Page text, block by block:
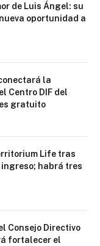
de Luis Ángel: su
oportunidad a
la
Centro DIF del
gratuito
Life tras
ingreso; habrá tres
Consejo Directivo
fortalecer el